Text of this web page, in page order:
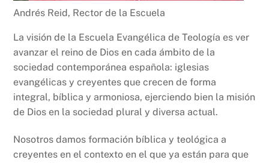
Andrés Reid, Rector de la Escuela
La visión de la Escuela Evangélica de Teología es ver
avanzar el reino de Dios en cada ámbito de la
sociedad contemporánea española: iglesias
evangélicas y creyentes que crecen de forma
integral, bíblica y armoniosa, ejerciendo bien la misión
de Dios en la sociedad plural y diversa actual.
Nosotros damos formación bíblica y teológica a
creyentes en el contexto en el que ya están para que